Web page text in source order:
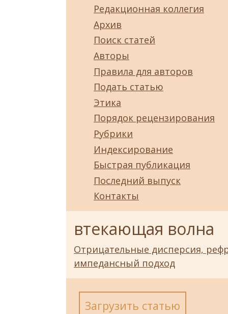
Редакционная коллегия
Архив
Поиск статей
Авторы
Правила для авторов
Подать статью
Этика
Порядок рецензирования
Рубрики
Индексирование
Быстрая публикация
Последний выпуск
Контакты
втекающая волна
Отрицательные дисперсия,
импедансный подход
Загрузить статью